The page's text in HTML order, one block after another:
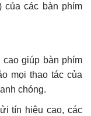
của các bàn phím
cao giúp bàn phím
mọi thao tác của
chóng.
tín hiệu cao, các